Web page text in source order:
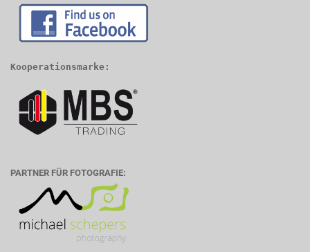
Kooperationsmarke:
PARTNER FÜR FOTOGRAFIE: